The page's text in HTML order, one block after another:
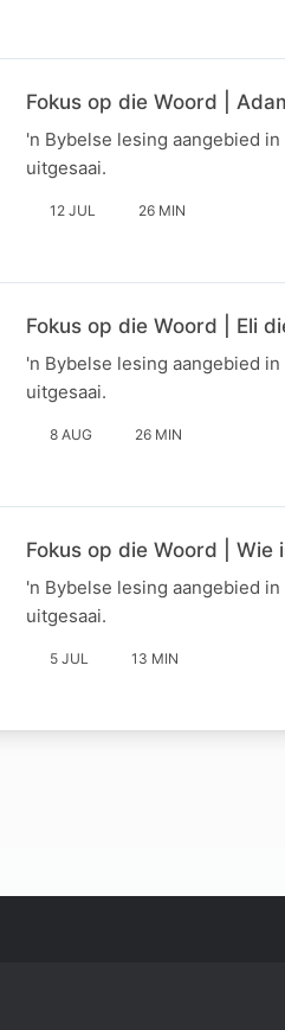
Fokus op die Woord |
'n Bybelse lesing aangebied
uitgesaai.
12 JUL 26 MIN
Fokus op die Woord | Eli
'n Bybelse lesing aangebied
uitgesaai.
8 AUG 26 MIN
Fokus op die Woord | Wie
'n Bybelse lesing aangebied
uitgesaai.
5 JUL 13 MIN